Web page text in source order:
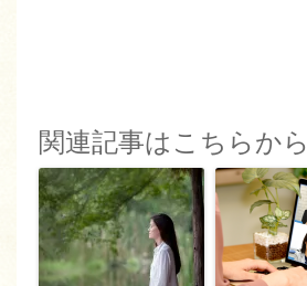
関連記事はこちらから